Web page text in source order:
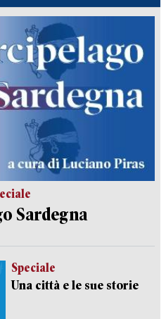
Sardegna
Speciale
Una città e le sue storie